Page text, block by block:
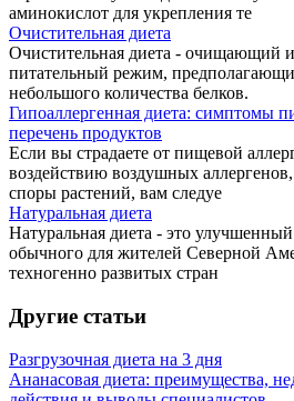
аминокислот для укрепления те
Очистительная диета
Очистительная диета - очищающий
питательный режим,
небольшого количества белков.
Гипоаллергенная диета: симптомы
перечень продуктов
Если вы страдаете от пищевой
воздействию воздушных
споры растений, вам следуе
Натуральная диета
Натуральная диета - это
обычного для жителей Северной
техногенно развитых стран
Другие статьи
Разгрузочная диета на 3 дня
Ананасовая диета: преимущества,